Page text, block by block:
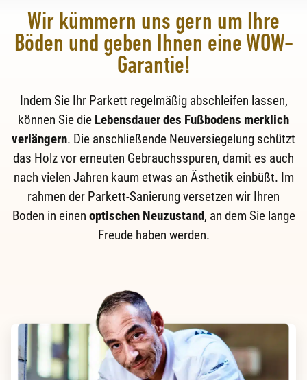
Wir kümmern uns gern um Ihre
Böden und geben Ihnen eine WOW-
Garantie!
Indem Sie Ihr Parkett regelmäßig abschleifen lassen,
können Sie die Lebensdauer des Fußbodens merklich
verlängern. Die anschließende Neuversiegelung schützt
das Holz vor erneuten Gebrauchsspuren, damit es auch
nach vielen Jahren kaum etwas an Ästhetik einbüßt. Im
rahmen der Parkett-Sanierung versetzen wir Ihren
Boden in einen optischen Neuzustand, an dem Sie lange
Freude haben werden.